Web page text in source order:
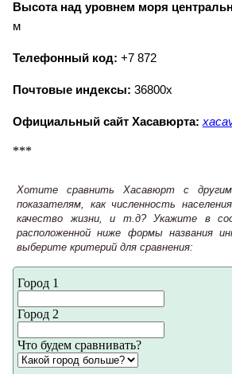
Высота над уровнем моря
м
Телефонный код: +7 872
Почтовые индексы: 36800х
Официальный сайт Хасавюрта:
***
Хотите сравнить Хасавюрт с
показателям, как численность
качество жизни, и т.д? Укажите в
расположенной ниже формы названия
выберите критерий для сравнения:
Город 1
Город 2
Что будем сравнивать?